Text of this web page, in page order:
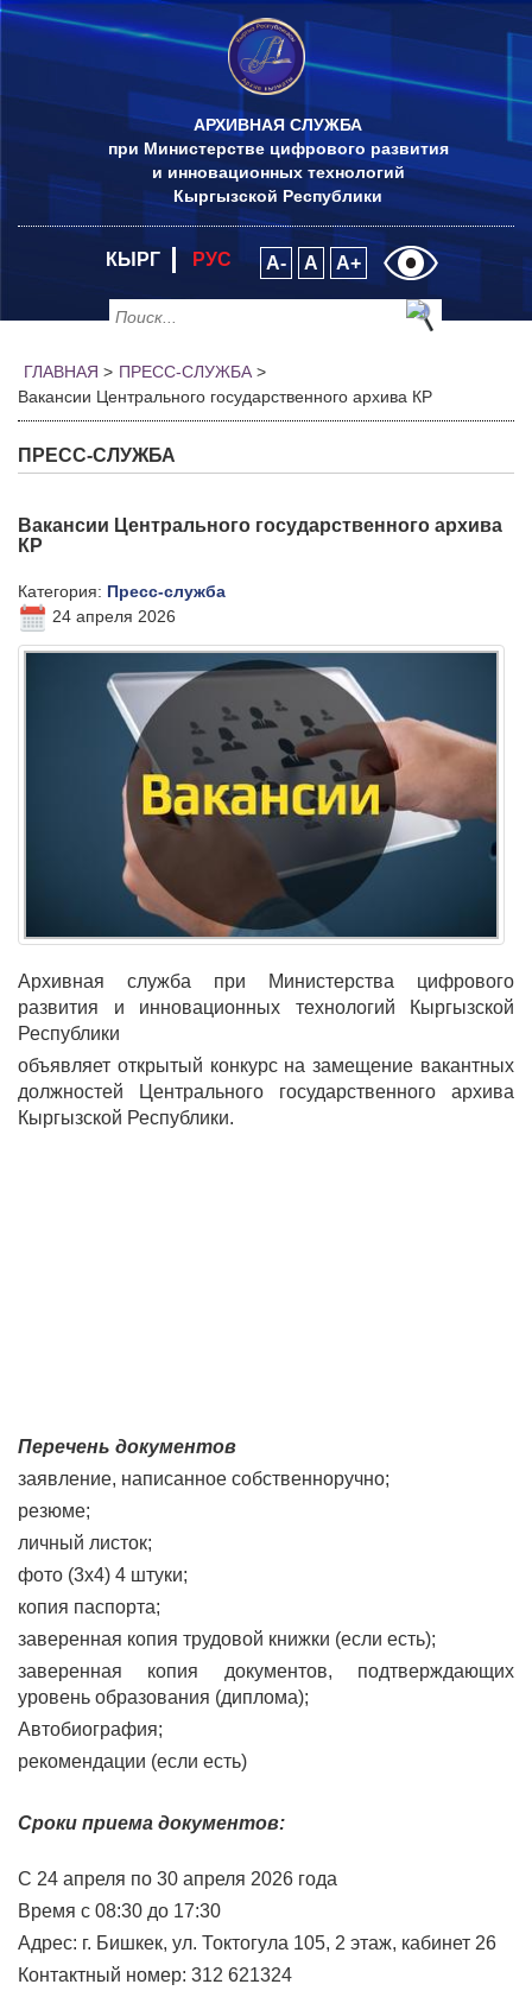
АРХИВНАЯ СЛУЖБА
при Министерстве цифрового развития
и инновационных технологий
Кыргызской Республики
КЫРГ РУС A- A A+
ГЛАВНАЯ > ПРЕСС-СЛУЖБА >
Вакансии Центрального государственного архива КР
ПРЕСС-СЛУЖБА
Вакансии Центрального государственного архива
КР
Категория: Пресс-служба
24 апреля 2026
Архивная служба при Министерства цифрового
развития и инновационных технологий Кыргызской
Республики
объявляет открытый конкурс на замещение вакантных
должностей Центрального государственного архива
Кыргызской Республики.
Перечень документов
заявление, написанное собственноручно;
резюме;
личный листок;
фото (3х4) 4 штуки;
копия паспорта;
заверенная копия трудовой книжки (если есть);
заверенная копия документов, подтверждающих
уровень образования (диплома);
Автобиография;
рекомендации (если есть)
Сроки приема документов:
С 24 апреля по 30 апреля 2026 года
Время с 08:30 до 17:30
Адрес: г. Бишкек, ул. Токтогула 105, 2 этаж, кабинет 26
Контактный номер: 312 621324